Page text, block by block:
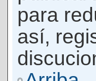
para
así,